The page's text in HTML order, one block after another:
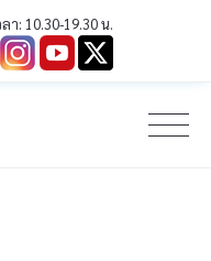
า: 10.30-19.30 น.